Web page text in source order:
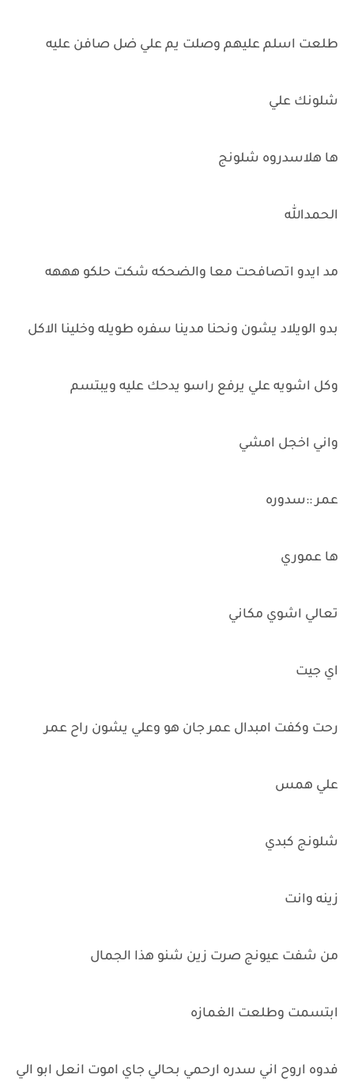
طلعت اسلم عليهم وصلت يم علي ضل صافن عليه
شلونك علي
ها هلاسدروه شلونج
الحمدالله
مد ايدو اتصافحت معا والضحكه شكت حلكو هههه
بدو الويلاد يشون ونحنا مدينا سفره طويله وخلينا الاكل
وكل اشويه علي يرفع راسو يدحك عليه ويبتسم
واني اخجل امشي
عمر ::سدوره
ها عموري
تعالي اشوي مكاني
اي جيت
رحت وكفت امبدال عمر جان هو وعلي يشون راح عمر
علي همس
شلونج كبدي
زينه وانت
من شفت عيونج صرت زين شنو هذا الجمال
ابتسمت وطلعت الغمازه
فدوه اروح اني سدره ارحمي بحالي جاي اموت انعل ابو الي